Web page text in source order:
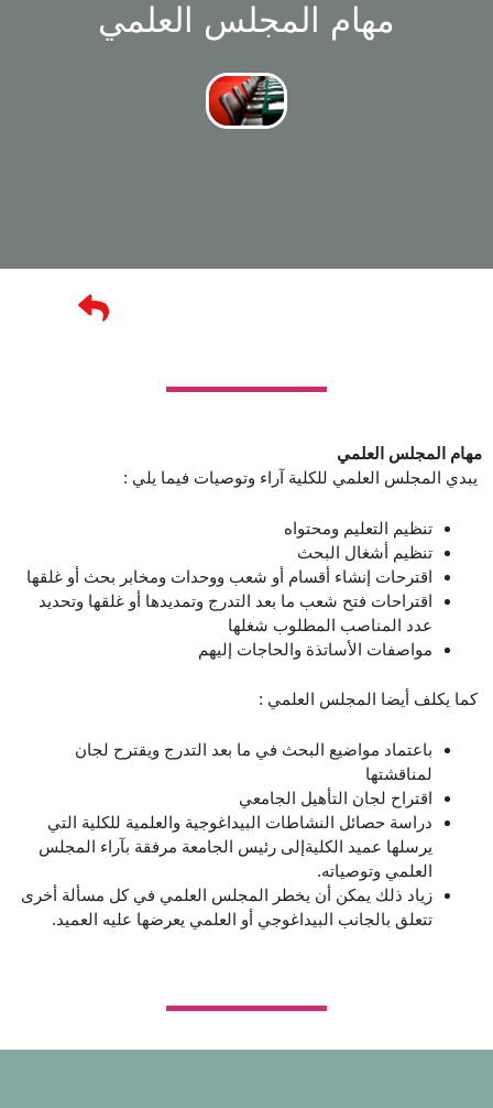
مهام المجلس العلمي
مهام المجلس العلمي
يبدي المجلس العلمي للكلية آراء وتوصيات فيما يلي :
تنظيم التعليم ومحتواه
تنظيم أشغال البحث
اقترحات إنشاء أقسام أو شعب ووحدات ومخابر بحث أو غلقها
اقتراحات فتح شعب ما بعد التدرج وتمديدها أو غلقها وتحديد
عدد المناصب المطلوب شغلها
مواصفات الأساتذة والحاجات إليهم
كما يكلف أيضا المجلس العلمي :
باعتماد مواضيع البحث في ما بعد التدرج ويقترح لجان
لمناقشتها
اقتراح لجان التأهيل الجامعي
دراسة حصائل النشاطات البيداغوجية والعلمية للكلية التي
يرسلها عميد الكليةإلى رئيس الجامعة مرفقة بآراء المجلس
العلمي وتوصياته.
زياد ذلك يمكن أن يخطر المجلس العلمي في كل مسألة أخرى
تتعلق بالجانب البيداغوجي أو العلمي يعرضها عليه العميد.